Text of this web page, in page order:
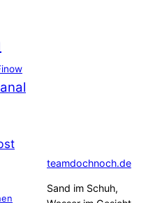
teamdochnoch.de
Sand im Schuh,